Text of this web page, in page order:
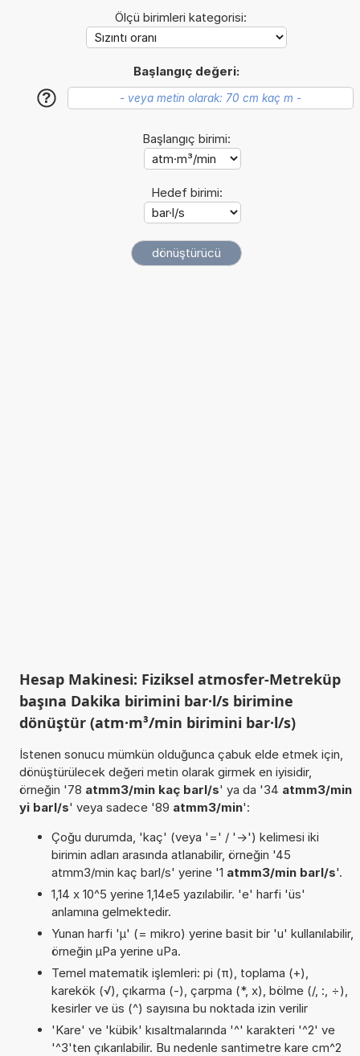
Ölçü birimleri kategorisi:
Başlangıç değeri:
?
Başlangıç birimi:
Hedef birimi:
Hesap Makinesi: Fiziksel atmosfer-Metreküp
başına Dakika birimini bar·l/s birimine
dönüştür (atm·m³/min birimini bar·l/s)
İstenen sonucu mümkün olduğunca çabuk elde etmek için,
dönüştürülecek değeri metin olarak girmek en iyisidir,
örneğin '78 atmm3/min kaç barl/s' ya da '34 atmm3/min
yi barl/s' veya sadece '89 atmm3/min':
Çoğu durumda, 'kaç' (veya '=' / '->') kelimesi iki
birimin adları arasında atlanabilir, örneğin '45
atmm3/min kaç barl/s' yerine '1 atmm3/min barl/s'.
1,14 x 10^5 yerine 1,14e5 yazılabilir. 'e' harfi 'üs'
anlamına gelmektedir.
Yunan harfi 'µ' (= mikro) yerine basit bir 'u' kullanılabilir,
örneğin µPa yerine uPa.
Temel matematik işlemleri: pi (π), toplama (+),
karekök (√), çıkarma (-), çarpma (*, x), bölme (/, :, ÷),
kesirler ve üs (^) sayısına bu noktada izin verilir
'Kare' ve 'kübik' kısaltmalarında '^' karakteri '^2' ve
'^3'ten çıkarılabilir. Bu nedenle santimetre kare cm^2